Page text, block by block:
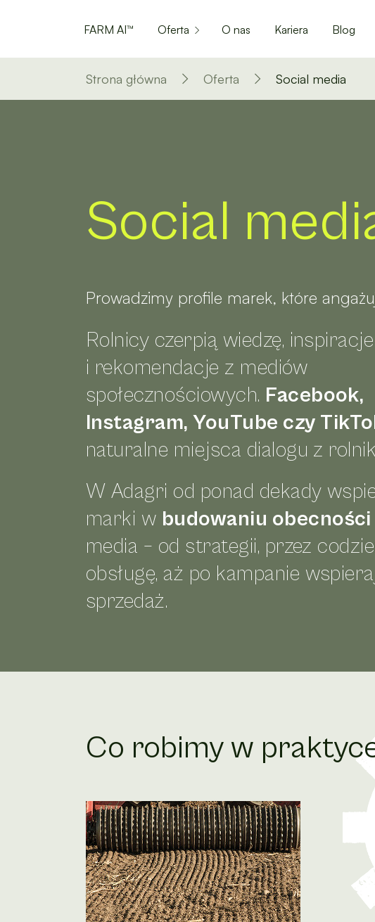
FARM AI™ Oferta O nas Kariera Blog
Strona główna Oferta Social media
Social
Prowadzimy profile marek, które
Rolnicy czerpią wiedzę, inspiracje
i rekomendacje z mediów
społecznościowych. Facebook,
Instagram, YouTube czy
naturalne miejsca dialogu z
W Adagri od ponad dekady
marki w budowaniu obecności
media – od strategii, przez
obsługę, aż po kampanie
sprzedaż.
Co robimy w